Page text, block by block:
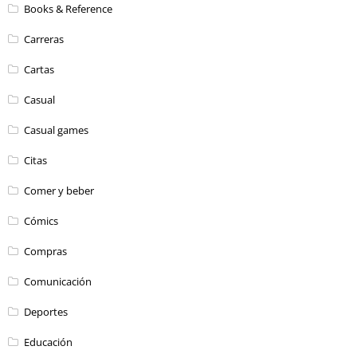
Books & Reference
Carreras
Cartas
Casual
Casual games
Citas
Comer y beber
Cómics
Compras
Comunicación
Deportes
Educación